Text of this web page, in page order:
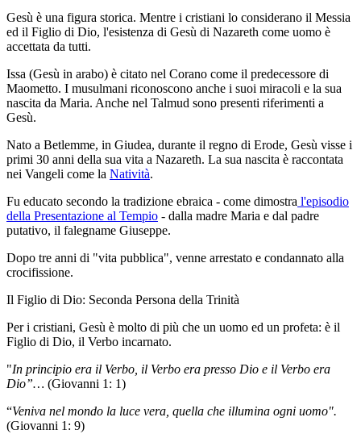
Gesù è una figura storica. Mentre i cristiani lo considerano il Messia
ed il Figlio di Dio, l'esistenza di Gesù di Nazareth come uomo è
accettata da tutti.
Issa (Gesù in arabo) è citato nel Corano come il predecessore di
Maometto. I musulmani riconoscono anche i suoi miracoli e la sua
nascita da Maria. Anche nel Talmud sono presenti riferimenti a
Gesù.
Nato a Betlemme, in Giudea, durante il regno di Erode, Gesù visse i
primi 30 anni della sua vita a Nazareth. La sua nascita è raccontata
nei Vangeli come la Natività.
Fu educato secondo la tradizione ebraica - come dimostra l'episodio
della Presentazione al Tempio - dalla madre Maria e dal padre
putativo, il falegname Giuseppe.
Dopo tre anni di "vita pubblica", venne arrestato e condannato alla
crocifissione.
Il Figlio di Dio: Seconda Persona della Trinità
Per i cristiani, Gesù è molto di più che un uomo ed un profeta: è il
Figlio di Dio, il Verbo incarnato.
"In principio era il Verbo, il Verbo era presso Dio e il Verbo era
Dio”… (Giovanni 1: 1)
“Veniva nel mondo la luce vera, quella che illumina ogni uomo".
(Giovanni 1: 9)